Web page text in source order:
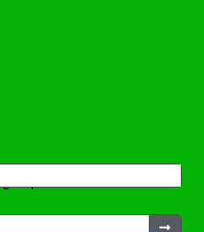
hấp dẫn?